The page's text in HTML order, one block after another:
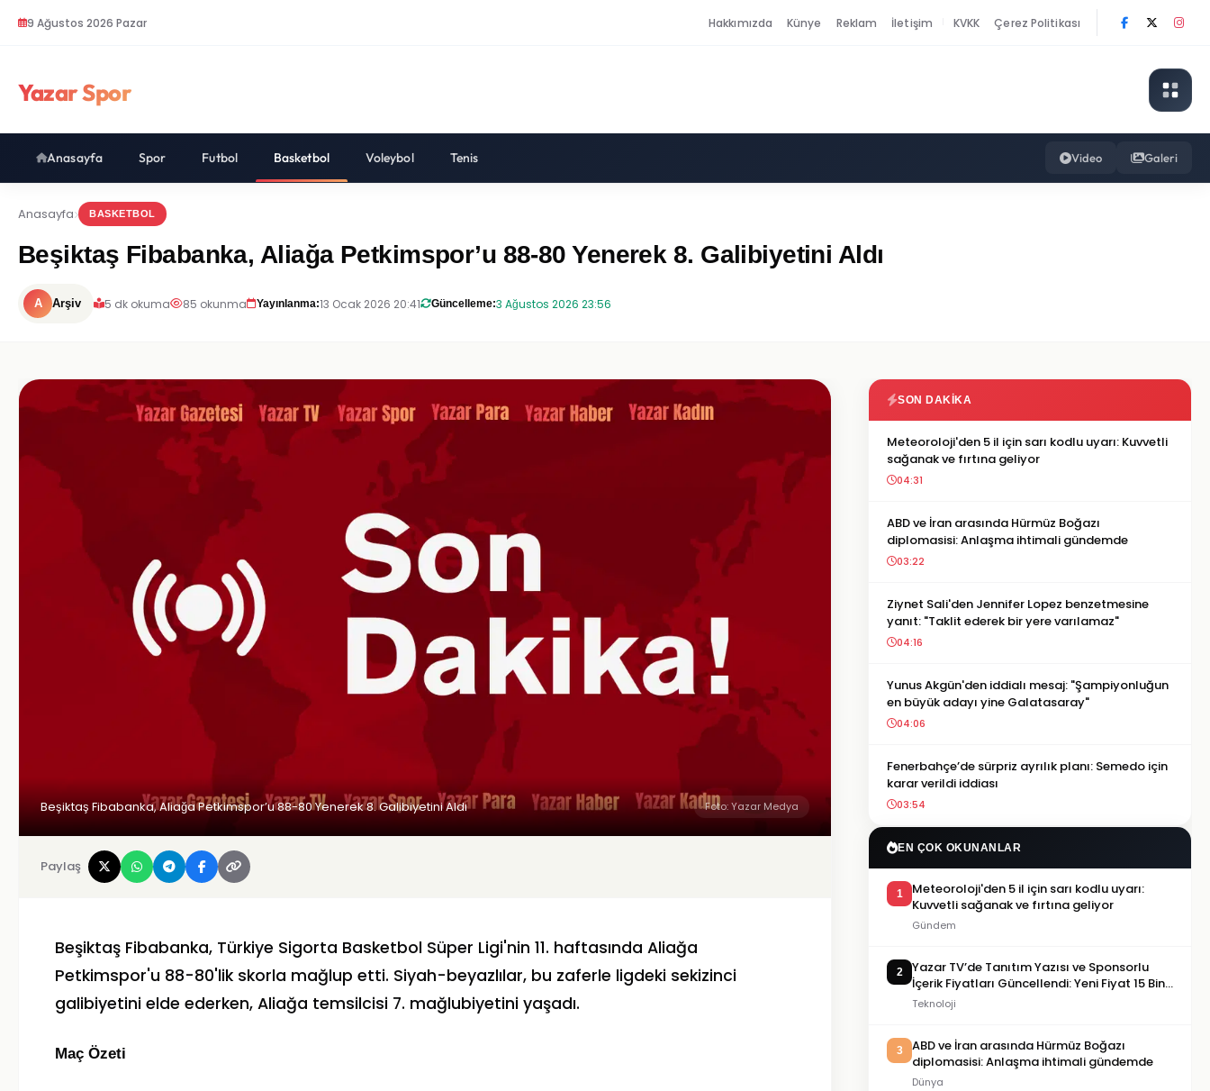
9 Ağustos 2026 Pazar Hakkımızda Künye Reklam İletişim KVKK Çerez Politikası
Yazar Spor
Anasayfa Spor Futbol Basketbol Voleybol Tenis Video Galeri
Anasayfa BASKETBOL
Beşiktaş Fibabanka, Aliağa Petkimspor’u 88-80 Yenerek 8. Galibiyetini Aldı
A Arşiv 5 dk okuma 85 okunma Yayınlanma:13 Ocak 2026 20:41 Güncelleme:3 Ağustos 2026 23:56
Beşiktaş Fibabanka, Aliağa Petkimspor’u 88-80 Yenerek 8. Galibiyetini Aldı Foto: Yazar Medya
Paylaş
Beşiktaş Fibabanka, Türkiye Sigorta Basketbol Süper Ligi'nin 11. haftasında Aliağa
Petkimspor'u 88-80'lik skorla mağlup etti. Siyah-beyazlılar, bu zaferle ligdeki sekizinci
galibiyetini elde ederken, Aliağa temsilcisi 7. mağlubiyetini yaşadı.
Maç Özeti
SON DAKIKA
Meteoroloji'den 5 il için sarı kodlu uyarı: Kuvvetli
sağanak ve fırtına geliyor
04:31
ABD ve İran arasında Hürmüz Boğazı
diplomasisi: Anlaşma ihtimali gündemde
03:22
Ziynet Sali'den Jennifer Lopez benzetmesine
yanıt: "Taklit ederek bir yere varılamaz"
04:16
Yunus Akgün'den iddialı mesaj: "Şampiyonluğun
en büyük adayı yine Galatasaray"
04:06
Fenerbahçe’de sürpriz ayrılık planı: Semedo için
karar verildi iddiası
03:54
EN ÇOK OKUNANLAR
1
Meteoroloji'den 5 il için sarı kodlu uyarı:
Kuvvetli sağanak ve fırtına geliyor
Gündem
2
Yazar TV’de Tanıtım Yazısı ve Sponsorlu
İçerik Fiyatları Güncellendi: Yeni Fiyat 15 Bin
TL
Teknoloji
3
ABD ve İran arasında Hürmüz Boğazı
diplomasisi: Anlaşma ihtimali gündemde
Dünya